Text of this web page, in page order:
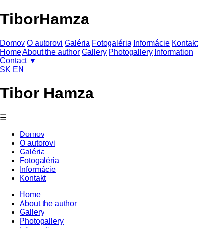
TiborHamza
Domov O autorovi Galéria Fotogaléria Informácie Kontakt
HomeAbout the author Gallery Photogallery Information
Contact ▼
SK EN
Tibor Hamza
☰
Domov
O autorovi
Galéria
Fotogaléria
Informácie
Kontakt
Home
About the author
Gallery
Photogallery